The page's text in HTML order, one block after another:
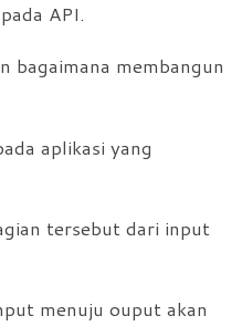
API.
bagaimana membangun
aplikasi yang
tersebut dari input
menuju ouput akan